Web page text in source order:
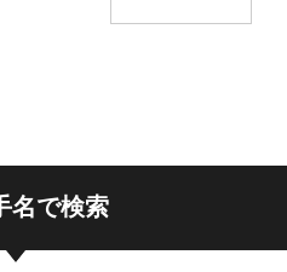
名で検索